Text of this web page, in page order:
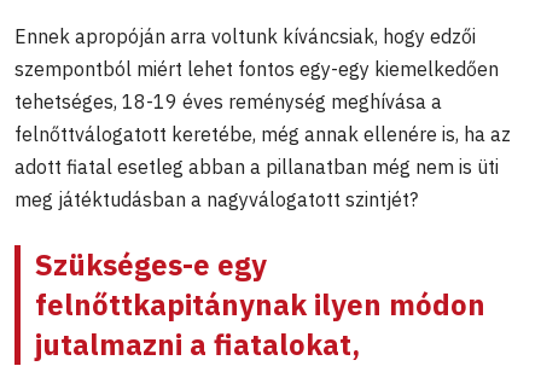
Ennek apropóján arra voltunk kíváncsiak, hogy edzői
szempontból miért lehet fontos egy-egy kiemelkedően
tehetséges, 18-19 éves reménység meghívása a
felnőttválogatott keretébe, még annak ellenére is, ha az
adott fiatal esetleg abban a pillanatban még nem is üti
meg játéktudásban a nagyválogatott szintjét?
Szükséges-e egy
felnőttkapitánynak ilyen módon
jutalmazni a fiatalokat,